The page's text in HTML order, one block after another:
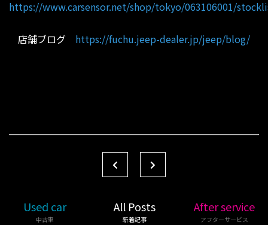
https://www.carsensor.net/shop/tokyo/063106001/
店舗ブログ https://fuchu.jeep-dealer.jp/jeep/blog/
Used car
中古車
All Posts
新着記事
After service
アフターサービス